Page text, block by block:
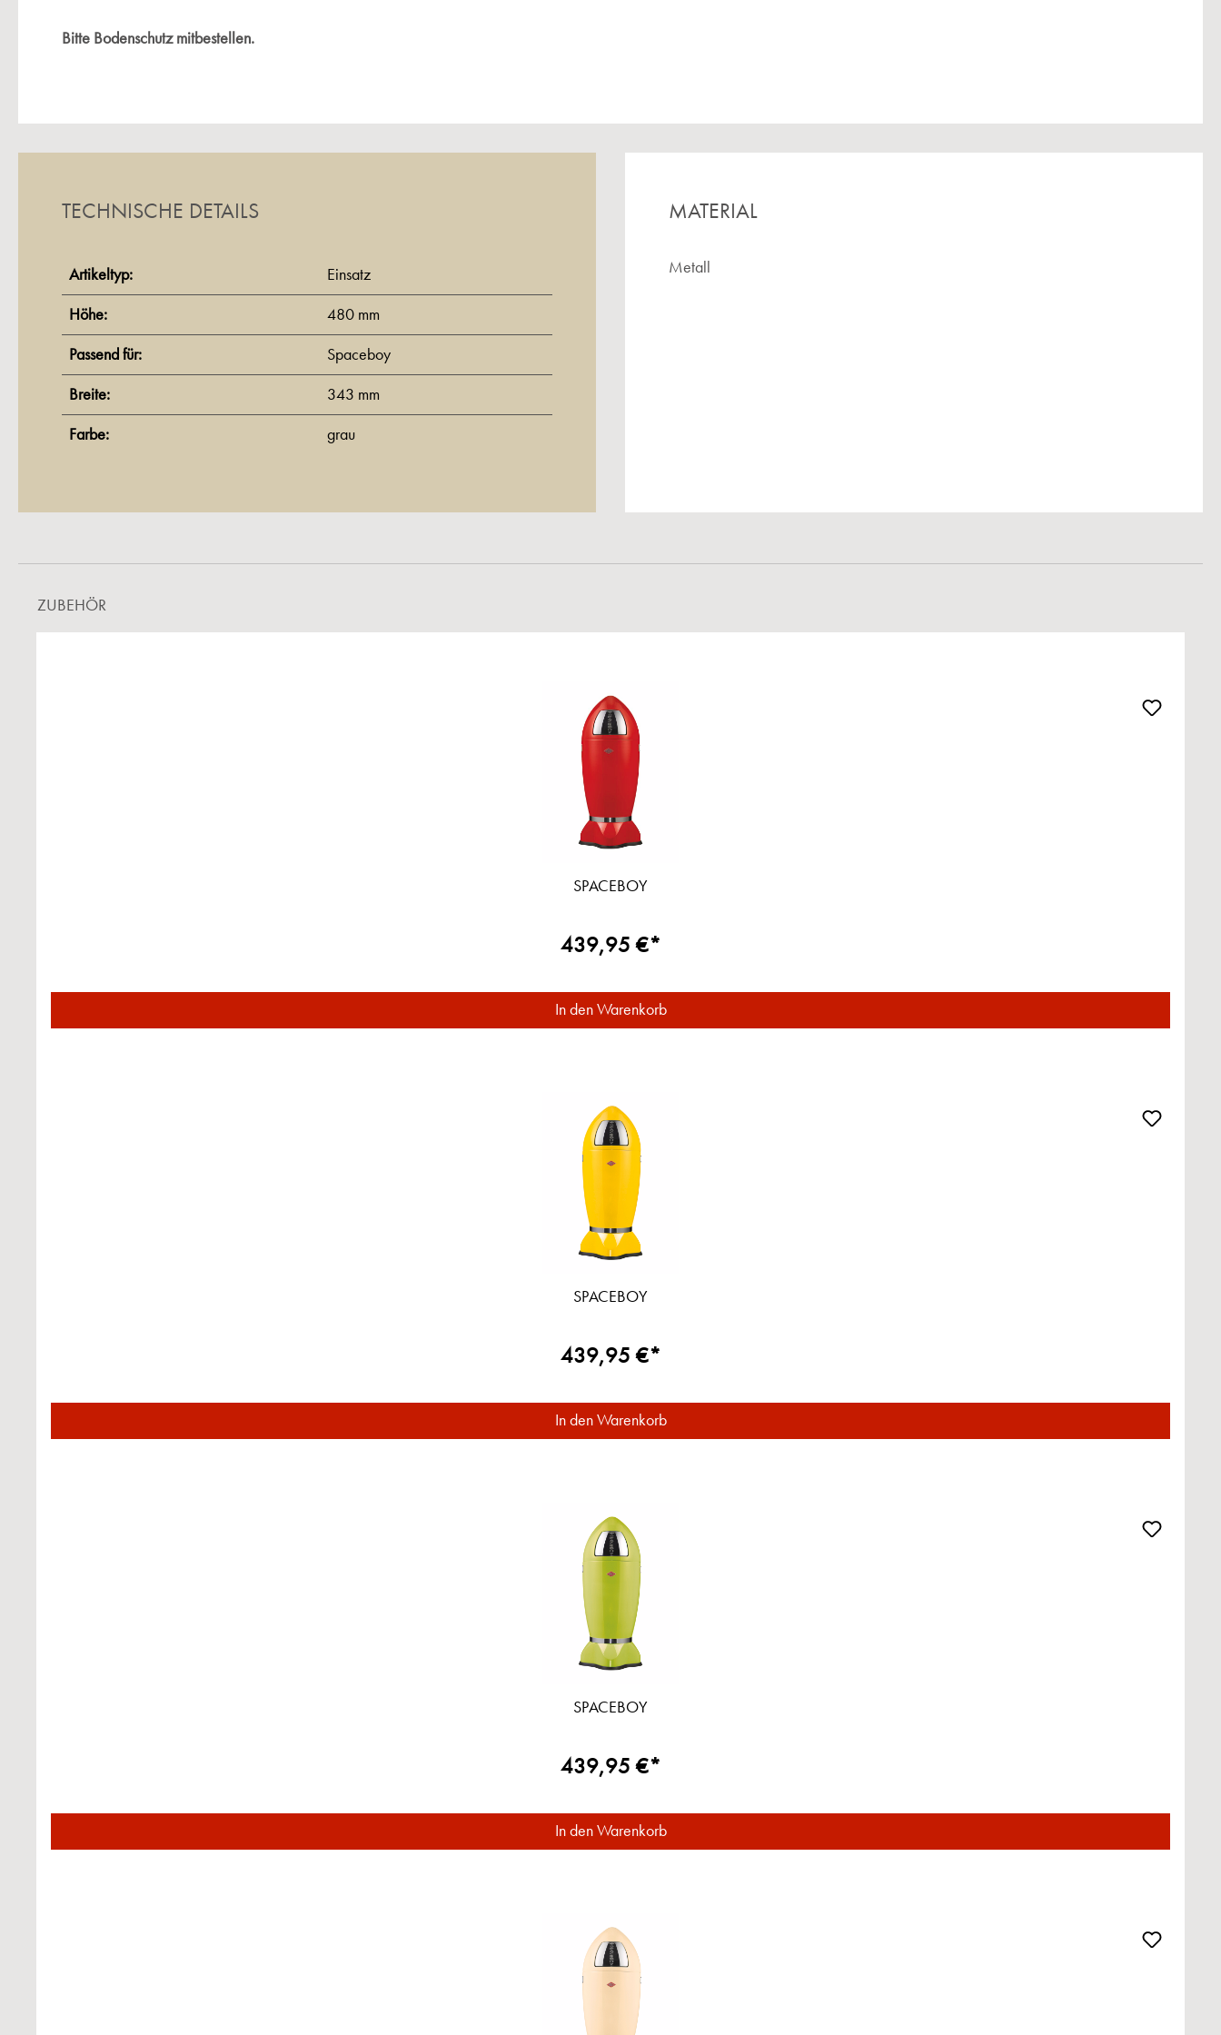
Bitte Bodenschutz mitbestellen.
TECHNISCHE DETAILS
Artikeltyp: Einsatz
Höhe: 480 mm
Passend für: Spaceboy
Breite: 343 mm
Farbe: grau
MATERIAL
Metall
ZUBEHÖR
SPACEBOY
439,95 €*
In den Warenkorb
SPACEBOY
439,95 €*
In den Warenkorb
SPACEBOY
439,95 €*
In den Warenkorb